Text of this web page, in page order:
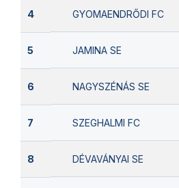
4 GYOMAENDRŐDI FC
5 JAMINA SE
6 NAGYSZÉNÁS SE
7 SZEGHALMI FC
8 DÉVAVÁNYAI SE